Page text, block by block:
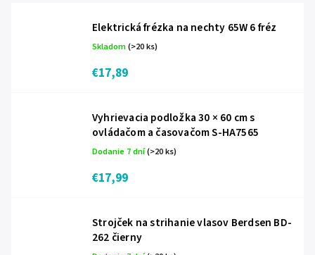
Elektrická frézka na nechty 65W 6 fréz
Skladom(>20 ks)
€17,89
Vyhrievacia podložka 30 × 60 cm s
ovládačom a časovačom S-HA7565
Dodanie 7 dní(>20 ks)
€17,99
Strojček na strihanie vlasov Berdsen BD-
262 čierny